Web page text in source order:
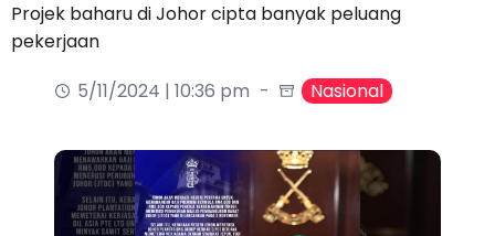
Projek baharu di Johor cipta banyak peluang
pekerjaan
5/11/2024 | 10:36 pm
Nasional